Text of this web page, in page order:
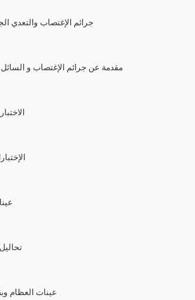
5- جرائم الإغتصاب والتعدي
(15) مقدمة عن جرائم الإغتصاب و
(16)
(17)
6-
(18)
7- عينات